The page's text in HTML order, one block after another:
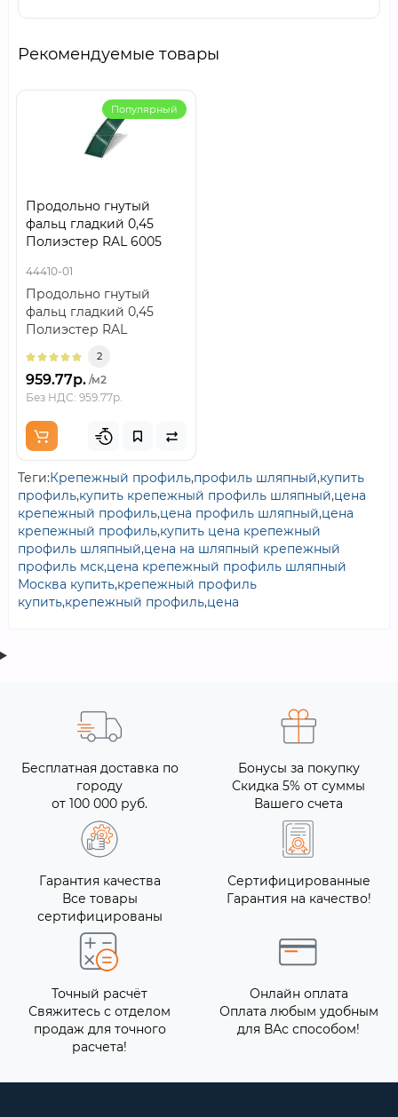
Рекомендуемые товары
Популярный
Продольно гнутый
фальц гладкий 0,45
Полиэстер RAL 6005
44410-01
Продольно гнутый
фальц гладкий 0,45
Полиэстер RAL
фальц гладкий 0,45
Полиэ..
2
959.77р. /м2
Без НДС: 959.77р.
Теги:Крепежный профиль,профиль шляпный,купить
профиль,купить крепежный профиль шляпный,цена
крепежный профиль,цена профиль шляпный,цена
крепежный профиль,купить цена крепежный
профиль шляпный,цена на шляпный крепежный
профиль мск,цена крепежный профиль шляпный
Москва купить,крепежный профиль
купить,крепежный профиль,цена
Бесплатная доставка по
городу
от 100 000 руб.
Бонусы за покупку
Скидка 5% от суммы
Вашего счета
Гарантия качества
Все товары
сертифицированы
Сертифицированные
Гарантия на качество!
Точный расчёт
Свяжитесь с отделом
продаж для точного
расчета!
Онлайн оплата
Оплата любым удобным
для ВАс способом!